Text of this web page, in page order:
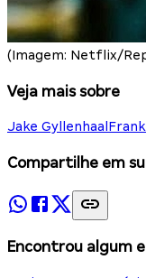
(Imagem: Netflix/
Veja mais sobre
Jake Gyllenhaal
Compartilhe em
Encontrou algum